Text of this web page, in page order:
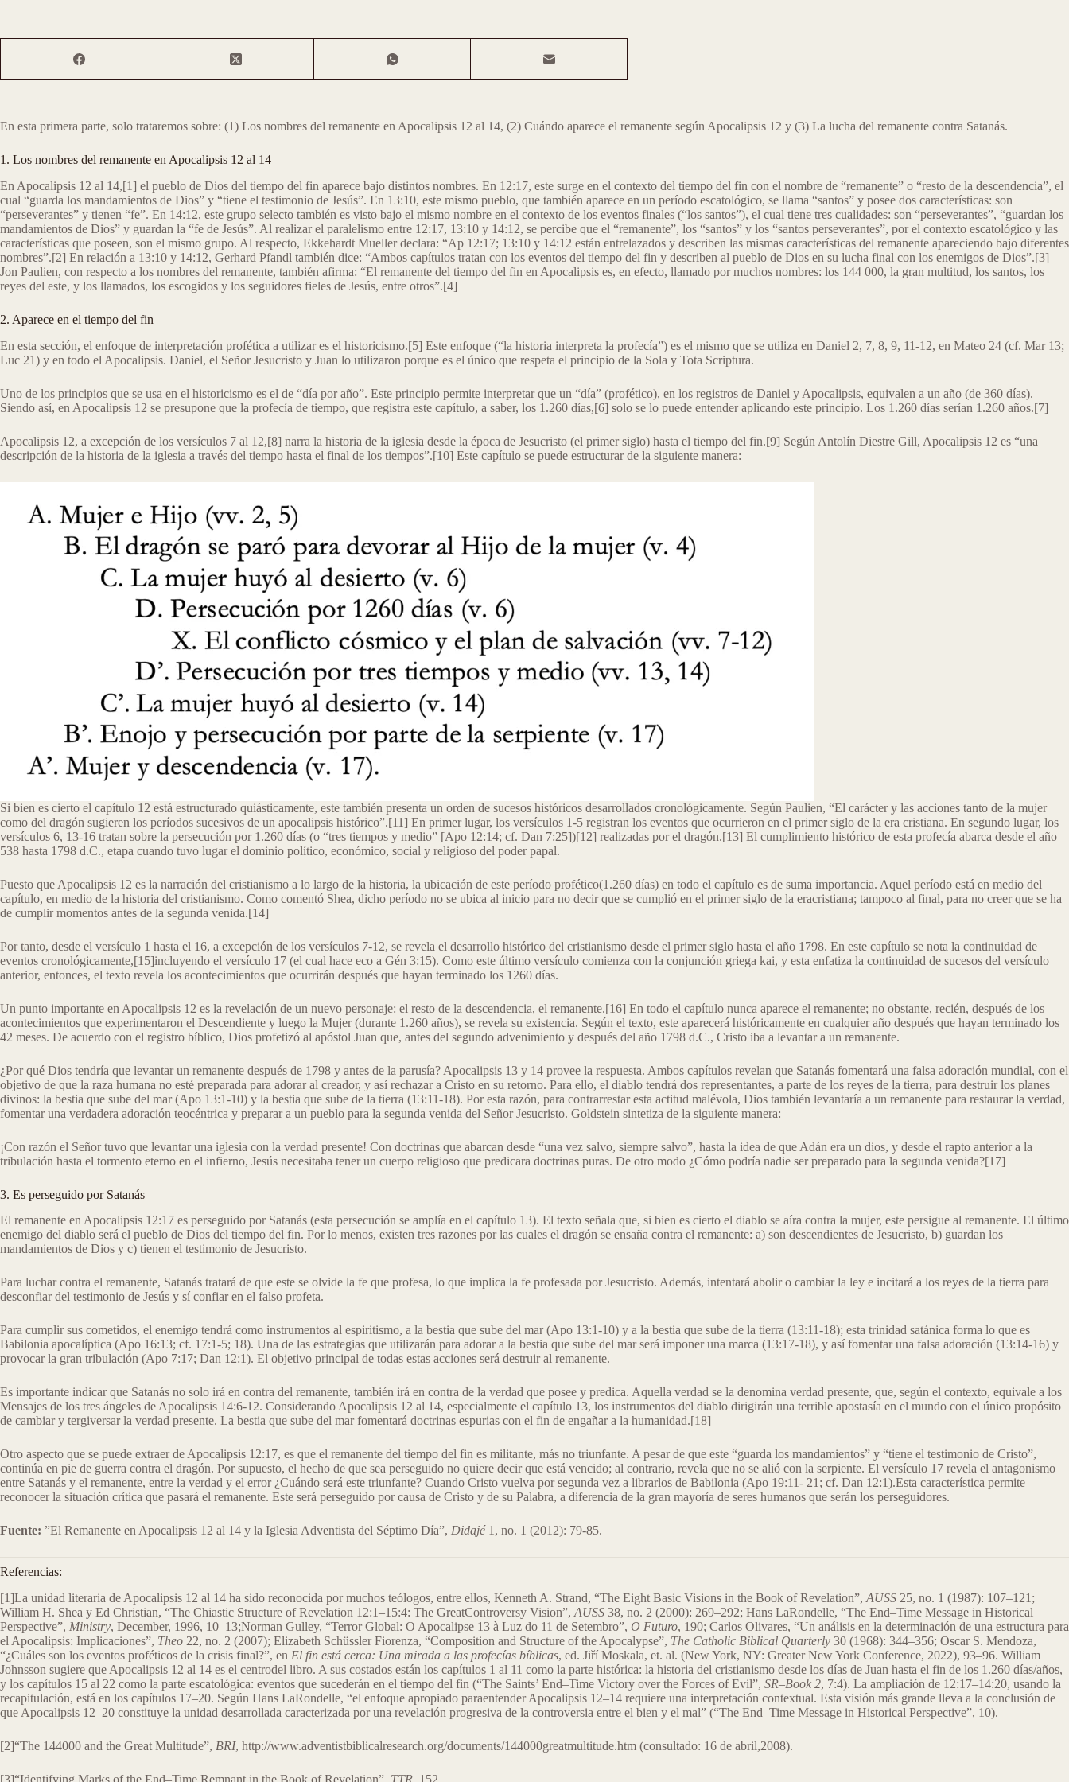
En esta primera parte, solo trataremos sobre: (1) Los nombres del remanente en Apocalipsis 12 al 14, (2) Cuándo aparece el remanente según Apocalipsis 12 y (3) La lucha del remanente contra Satanás.
1. Los nombres del remanente en Apocalipsis 12 al 14
En Apocalipsis 12 al 14,[1] el pueblo de Dios del tiempo del fin aparece bajo distintos nombres. En 12:17, este surge en el contexto del tiempo del fin con el nombre de “remanente” o “resto de la descendencia”, el
cual “guarda los mandamientos de Dios” y “tiene el testimonio de Jesús”. En 13:10, este mismo pueblo, que también aparece en un período escatológico, se llama “santos” y posee dos características: son
“perseverantes” y tienen “fe”. En 14:12, este grupo selecto también es visto bajo el mismo nombre en el contexto de los eventos finales (“los santos”), el cual tiene tres cualidades: son “perseverantes”, “guardan los
mandamientos de Dios” y guardan la “fe de Jesús”. Al realizar el paralelismo entre 12:17, 13:10 y 14:12, se percibe que el “remanente”, los “santos” y los “santos perseverantes”, por el contexto escatológico y las
características que poseen, son el mismo grupo. Al respecto, Ekkehardt Mueller declara: “Ap 12:17; 13:10 y 14:12 están entrelazados y describen las mismas características del remanente apareciendo bajo diferentes
nombres”.[2] En relación a 13:10 y 14:12, Gerhard Pfandl también dice: “Ambos capítulos tratan con los eventos del tiempo del fin y describen al pueblo de Dios en su lucha final con los enemigos de Dios”.[3]
Jon Paulien, con respecto a los nombres del remanente, también afirma: “El remanente del tiempo del fin en Apocalipsis es, en efecto, llamado por muchos nombres: los 144 000, la gran multitud, los santos, los
reyes del este, y los llamados, los escogidos y los seguidores fieles de Jesús, entre otros”.[4]
2. Aparece en el tiempo del fin
En esta sección, el enfoque de interpretación profética a utilizar es el historicismo.[5] Este enfoque (“la historia interpreta la profecía”) es el mismo que se utiliza en Daniel 2, 7, 8, 9, 11-12, en Mateo 24 (cf. Mar 13;
Luc 21) y en todo el Apocalipsis. Daniel, el Señor Jesucristo y Juan lo utilizaron porque es el único que respeta el principio de la Sola y Tota Scriptura.
Uno de los principios que se usa en el historicismo es el de “día por año”. Este principio permite interpretar que un “día” (profético), en los registros de Daniel y Apocalipsis, equivalen a un año (de 360 días).
Siendo así, en Apocalipsis 12 se presupone que la profecía de tiempo, que registra este capítulo, a saber, los 1.260 días,[6] solo se lo puede entender aplicando este principio. Los 1.260 días serían 1.260 años.[7]
Apocalipsis 12, a excepción de los versículos 7 al 12,[8] narra la historia de la iglesia desde la época de Jesucristo (el primer siglo) hasta el tiempo del fin.[9] Según Antolín Diestre Gill, Apocalipsis 12 es “una
descripción de la historia de la iglesia a través del tiempo hasta el final de los tiempos”.[10] Este capítulo se puede estructurar de la siguiente manera:
Si bien es cierto el capítulo 12 está estructurado quiásticamente, este también presenta un orden de sucesos históricos desarrollados cronológicamente. Según Paulien, “El carácter y las acciones tanto de la mujer
como del dragón sugieren los períodos sucesivos de un apocalipsis histórico”.[11] En primer lugar, los versículos 1-5 registran los eventos que ocurrieron en el primer siglo de la era cristiana. En segundo lugar, los
versículos 6, 13-16 tratan sobre la persecución por 1.260 días (o “tres tiempos y medio” [Apo 12:14; cf. Dan 7:25])[12] realizadas por el dragón.[13] El cumplimiento histórico de esta profecía abarca desde el año
538 hasta 1798 d.C., etapa cuando tuvo lugar el dominio político, económico, social y religioso del poder papal.
Puesto que Apocalipsis 12 es la narración del cristianismo a lo largo de la historia, la ubicación de este período profético(1.260 días) en todo el capítulo es de suma importancia. Aquel período está en medio del
capítulo, en medio de la historia del cristianismo. Como comentó Shea, dicho período no se ubica al inicio para no decir que se cumplió en el primer siglo de la eracristiana; tampoco al final, para no creer que se ha
de cumplir momentos antes de la segunda venida.[14]
Por tanto, desde el versículo 1 hasta el 16, a excepción de los versículos 7-12, se revela el desarrollo histórico del cristianismo desde el primer siglo hasta el año 1798. En este capítulo se nota la continuidad de
eventos cronológicamente,[15]incluyendo el versículo 17 (el cual hace eco a Gén 3:15). Como este último versículo comienza con la conjunción griega kai, y esta enfatiza la continuidad de sucesos del versículo
anterior, entonces, el texto revela los acontecimientos que ocurrirán después que hayan terminado los 1260 días.
Un punto importante en Apocalipsis 12 es la revelación de un nuevo personaje: el resto de la descendencia, el remanente.[16] En todo el capítulo nunca aparece el remanente; no obstante, recién, después de los
acontecimientos que experimentaron el Descendiente y luego la Mujer (durante 1.260 años), se revela su existencia. Según el texto, este aparecerá históricamente en cualquier año después que hayan terminado los
42 meses. De acuerdo con el registro bíblico, Dios profetizó al apóstol Juan que, antes del segundo advenimiento y después del año 1798 d.C., Cristo iba a levantar a un remanente.
¿Por qué Dios tendría que levantar un remanente después de 1798 y antes de la parusía? Apocalipsis 13 y 14 provee la respuesta. Ambos capítulos revelan que Satanás fomentará una falsa adoración mundial, con el
objetivo de que la raza humana no esté preparada para adorar al creador, y así rechazar a Cristo en su retorno. Para ello, el diablo tendrá dos representantes, a parte de los reyes de la tierra, para destruir los planes
divinos: la bestia que sube del mar (Apo 13:1-10) y la bestia que sube de la tierra (13:11-18). Por esta razón, para contrarrestar esta actitud malévola, Dios también levantaría a un remanente para restaurar la verdad,
fomentar una verdadera adoración teocéntrica y preparar a un pueblo para la segunda venida del Señor Jesucristo. Goldstein sintetiza de la siguiente manera:
¡Con razón el Señor tuvo que levantar una iglesia con la verdad presente! Con doctrinas que abarcan desde “una vez salvo, siempre salvo”, hasta la idea de que Adán era un dios, y desde el rapto anterior a la
tribulación hasta el tormento eterno en el infierno, Jesús necesitaba tener un cuerpo religioso que predicara doctrinas puras. De otro modo ¿Cómo podría nadie ser preparado para la segunda venida?[17]
3. Es perseguido por Satanás
El remanente en Apocalipsis 12:17 es perseguido por Satanás (esta persecución se amplía en el capítulo 13). El texto señala que, si bien es cierto el diablo se aíra contra la mujer, este persigue al remanente. El último
enemigo del diablo será el pueblo de Dios del tiempo del fin. Por lo menos, existen tres razones por las cuales el dragón se ensaña contra el remanente: a) son descendientes de Jesucristo, b) guardan los
mandamientos de Dios y c) tienen el testimonio de Jesucristo.
Para luchar contra el remanente, Satanás tratará de que este se olvide la fe que profesa, lo que implica la fe profesada por Jesucristo. Además, intentará abolir o cambiar la ley e incitará a los reyes de la tierra para
desconfiar del testimonio de Jesús y sí confiar en el falso profeta.
Para cumplir sus cometidos, el enemigo tendrá como instrumentos al espiritismo, a la bestia que sube del mar (Apo 13:1-10) y a la bestia que sube de la tierra (13:11-18); esta trinidad satánica forma lo que es
Babilonia apocalíptica (Apo 16:13; cf. 17:1-5; 18). Una de las estrategias que utilizarán para adorar a la bestia que sube del mar será imponer una marca (13:17-18), y así fomentar una falsa adoración (13:14-16) y
provocar la gran tribulación (Apo 7:17; Dan 12:1). El objetivo principal de todas estas acciones será destruir al remanente.
Es importante indicar que Satanás no solo irá en contra del remanente, también irá en contra de la verdad que posee y predica. Aquella verdad se la denomina verdad presente, que, según el contexto, equivale a los
Mensajes de los tres ángeles de Apocalipsis 14:6-12. Considerando Apocalipsis 12 al 14, especialmente el capítulo 13, los instrumentos del diablo dirigirán una terrible apostasía en el mundo con el único propósito
de cambiar y tergiversar la verdad presente. La bestia que sube del mar fomentará doctrinas espurias con el fin de engañar a la humanidad.[18]
Otro aspecto que se puede extraer de Apocalipsis 12:17, es que el remanente del tiempo del fin es militante, más no triunfante. A pesar de que este “guarda los mandamientos” y “tiene el testimonio de Cristo”,
continúa en pie de guerra contra el dragón. Por supuesto, el hecho de que sea perseguido no quiere decir que está vencido; al contrario, revela que no se alió con la serpiente. El versículo 17 revela el antagonismo
entre Satanás y el remanente, entre la verdad y el error ¿Cuándo será este triunfante? Cuando Cristo vuelva por segunda vez a librarlos de Babilonia (Apo 19:11- 21; cf. Dan 12:1).Esta característica permite
reconocer la situación crítica que pasará el remanente. Este será perseguido por causa de Cristo y de su Palabra, a diferencia de la gran mayoría de seres humanos que serán los perseguidores.
Fuente: ”El Remanente en Apocalipsis 12 al 14 y la Iglesia Adventista del Séptimo Día”, Didajé1, no. 1 (2012): 79-85.
Referencias:
[1]La unidad literaria de Apocalipsis 12 al 14 ha sido reconocida por muchos teólogos, entre ellos, Kenneth A. Strand, “The Eight Basic Visions in the Book of Revelation”, AUSS 25, no. 1 (1987): 107–121;
William H. Shea y Ed Christian, “The Chiastic Structure of Revelation 12:1–15:4: The GreatControversy Vision”, AUSS 38, no. 2 (2000): 269–292; Hans LaRondelle, “The End–Time Message in Historical
Perspective”, Ministry, December, 1996, 10–13;Norman Gulley, “Terror Global: O Apocalipse 13 à Luz do 11 de Setembro”, O Futuro, 190; Carlos Olivares, “Un análisis en la determinación de una estructura para
el Apocalipsis: Implicaciones”, Theo 22, no. 2 (2007); Elizabeth Schüssler Fiorenza, “Composition and Structure of the Apocalypse”, The Catholic Biblical Quarterly 30 (1968): 344–356; Oscar S. Mendoza,
“¿Cuáles son los eventos proféticos de la crisis final?”, en El fin está cerca: Una mirada a las profecías bíblicas, ed. Jiří Moskala, et. al. (New York, NY: Greater New York Conference, 2022), 93–96. William
Johnsson sugiere que Apocalipsis 12 al 14 es el centrodel libro. A sus costados están los capítulos 1 al 11 como la parte histórica: la historia del cristianismo desde los días de Juan hasta el fin de los 1.260 días/años,
y los capítulos 15 al 22 como la parte escatológica: eventos que sucederán en el tiempo del fin (“The Saints’ End–Time Victory over the Forces of Evil”, SR–Book 2, 7:4). La ampliación de 12:17–14:20, usando la
recapitulación, está en los capítulos 17–20. Según Hans LaRondelle, “el enfoque apropiado paraentender Apocalipsis 12–14 requiere una interpretación contextual. Esta visión más grande lleva a la conclusión de
que Apocalipsis 12–20 constituye la unidad desarrollada caracterizada por una revelación progresiva de la controversia entre el bien y el mal” (“The End–Time Message in Historical Perspective”, 10).
[2]“The 144000 and the Great Multitude”, BRI, http://www.adventistbiblicalresearch.org/documents/144000greatmultitude.htm (consultado: 16 de abril,2008).